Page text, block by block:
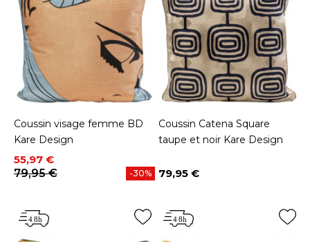
Coussin visage femme BD
Kare Design
Prix
55,97 €
Prix de base
79,95 €
-30%
Coussin Catena Square
taupe et noir Kare Design
Prix
79,95 €